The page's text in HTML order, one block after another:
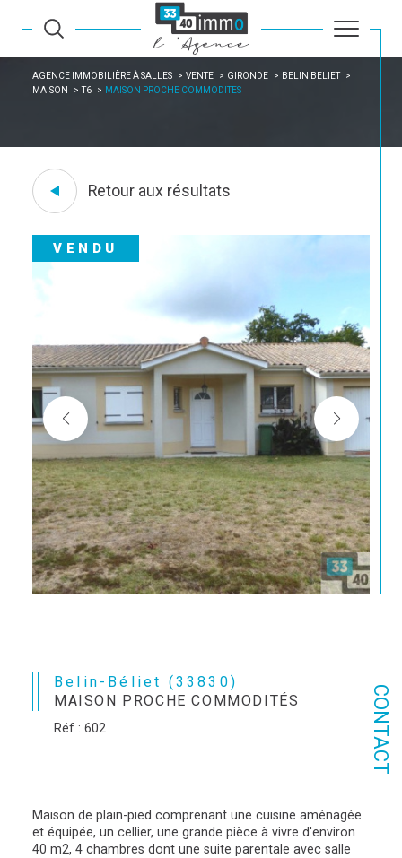
CONTACT
AGENCE IMMOBILIÈRE À SALLES VENTE GIRONDE
BELIN BELIET
MAISON
T6 MAISON PROCHE COMMODITES
Retour aux résultats
VENDU
Belin-Béliet (33830)
MAISON PROCHE COMMODITÉS
Réf : 602
Maison de plain-pied comprenant une cuisine aménagée
et équipée, un cellier, une grande pièce à vivre d'environ
40 m2, 4 chambres dont une suite parentale avec salle